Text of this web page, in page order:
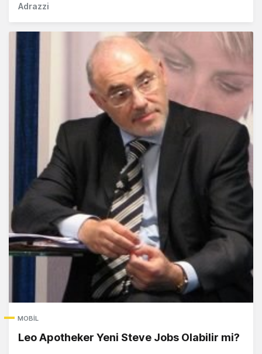
Adrazzi
MOBIL
Leo Apotheker Yeni Steve Jobs Olabilir mi?